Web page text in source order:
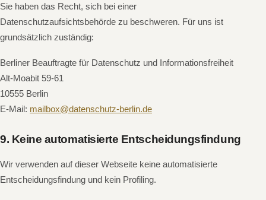
Sie haben das Recht, sich bei einer
Datenschutzaufsichtsbehörde zu beschweren. Für uns ist
grundsätzlich zuständig:
Berliner Beauftragte für Datenschutz und Informationsfreiheit
Alt-Moabit 59-61
10555 Berlin
E-Mail: mailbox@datenschutz-berlin.de
9. Keine automatisierte Entscheidungsfindung
Wir verwenden auf dieser Webseite keine automatisierte
Entscheidungsfindung und kein Profiling.